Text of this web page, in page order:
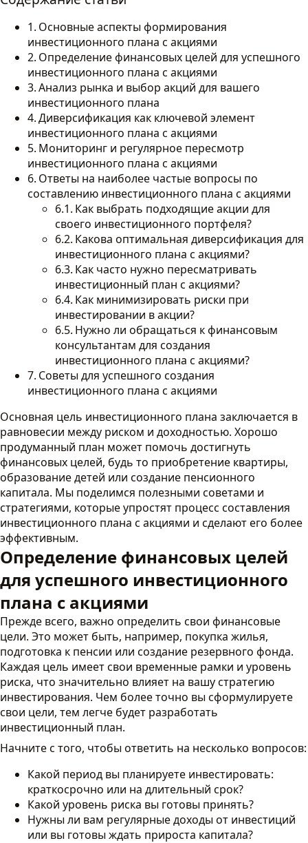
Основные аспекты формирования
инвестиционного плана с акциями
Определение финансовых целей для успешного
инвестиционного плана с акциями
Анализ рынка и выбор акций для вашего
инвестиционного плана
Диверсификация как ключевой элемент
инвестиционного плана с акциями
Мониторинг и регулярное пересмотр
инвестиционного плана с акциями
Ответы на наиболее частые вопросы по
составлению инвестиционного плана с акциями
Как выбрать подходящие акции для
своего инвестиционного портфеля?
Какова оптимальная диверсификация для
инвестиционного плана с акциями?
Как часто нужно пересматривать
инвестиционный план с акциями?
Как минимизировать риски при
инвестировании в акции?
Нужно ли обращаться к финансовым
консультантам для создания
инвестиционного плана с акциями?
Советы для успешного создания
инвестиционного плана с акциями
Основная цель инвестиционного плана заключается в
равновесии между риском и доходностью. Хорошо
продуманный план может помочь достигнуть
финансовых целей, будь то приобретение квартиры,
образование детей или создание пенсионного
капитала. Мы поделимся полезными советами и
стратегиями, которые упростят процесс составления
инвестиционного плана с акциями и сделают его более
эффективным.
Определение финансовых целей
для успешного инвестиционного
плана с акциями
Прежде всего, важно определить свои финансовые
цели. Это может быть, например, покупка жилья,
подготовка к пенсии или создание резервного фонда.
Каждая цель имеет свои временные рамки и уровень
риска, что значительно влияет на вашу стратегию
инвестирования. Чем более точно вы сформулируете
свои цели, тем легче будет разработать
инвестиционный план.
Начните с того, чтобы ответить на несколько вопросов:
Какой период вы планируете инвестировать:
краткосрочно или на длительный срок?
Какой уровень риска вы готовы принять?
Нужны ли вам регулярные доходы от инвестиций
или вы готовы ждать прироста капитала?